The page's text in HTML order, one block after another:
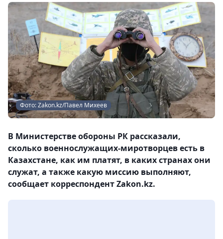
Фото: Zakon.kz/Павел Михеев
В Министерстве обороны РК рассказали,
сколько военнослужащих-миротворцев есть в
Казахстане, как им платят, в каких странах они
служат, а также какую миссию выполняют,
сообщает корреспондент Zakon.kz.